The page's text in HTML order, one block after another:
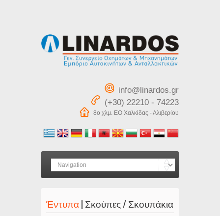
info@linardos.gr
(+30) 22210 - 74223
8ο χλμ. ΕΟ Χαλκίδας - Αλιβερίου
Έντυπα| Σκούπες / Σκουπάκια